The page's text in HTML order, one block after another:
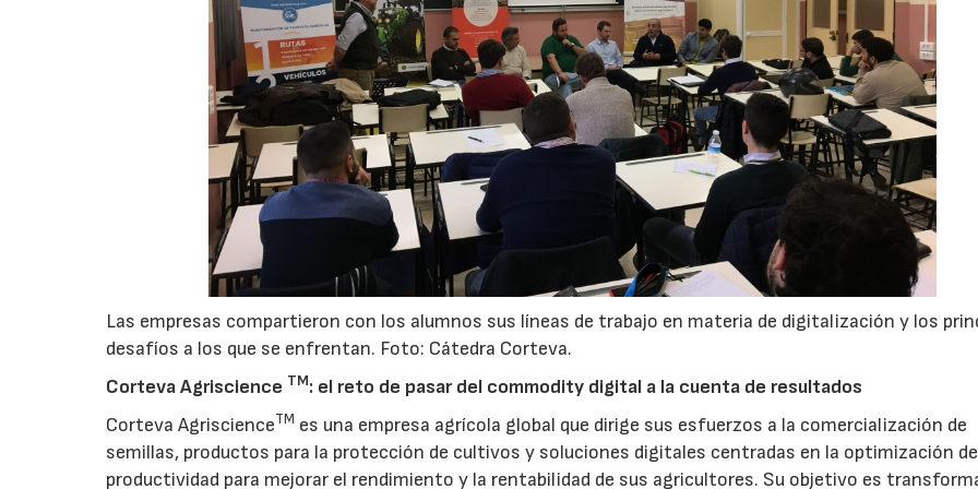
Las empresas compartieron con los alumnos sus líneas de trabajo en materia de digitalización y los
desafíos a los que se enfrentan. Foto: Cátedra Corteva.
Corteva Agriscience TM: el reto de pasar del commodity digital a la cuenta de resultados
Corteva AgriscienceTM es una empresa agrícola global que dirige sus esfuerzos a la comercialización de
semillas, productos para la protección de cultivos y soluciones digitales centradas en la optimización
productividad para mejorar el rendimiento y la rentabilidad de sus agricultores. Su objetivo es